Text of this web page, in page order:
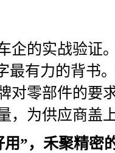
企的实战验证
最有力的背书
零部件的要
，为供应商盖
用”，禾聚精密